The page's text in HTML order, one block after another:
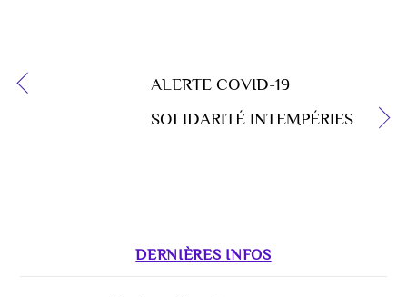
ALERTE COVID-19
SOLIDARITÉ INTEMPÉRIES
DERNIÈRES INFOS